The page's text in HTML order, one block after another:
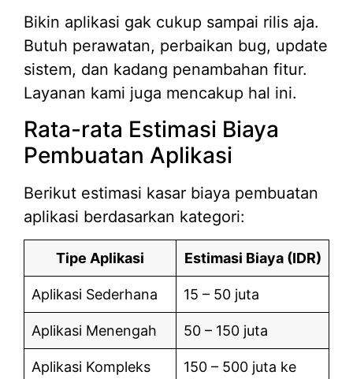
Bikin aplikasi gak cukup sampai rilis aja.
Butuh perawatan, perbaikan bug, update
sistem, dan kadang penambahan fitur.
Layanan kami juga mencakup hal ini.
Rata-rata Estimasi Biaya
Pembuatan Aplikasi
Berikut estimasi kasar biaya pembuatan
aplikasi berdasarkan kategori:
Tipe Aplikasi Estimasi Biaya (IDR)
Aplikasi Sederhana 15 – 50 juta
Aplikasi Menengah 50 – 150 juta
Aplikasi Kompleks
150 – 500 juta ke